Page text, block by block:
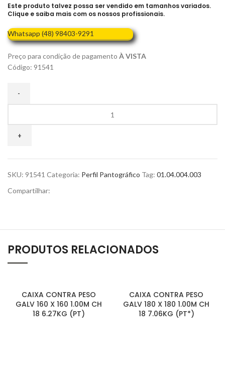
Este produto talvez possa ser vendido em tamanhos variados.
Clique e saiba mais com os nossos profissionais.
Whatsapp (48) 98403-9291
Preço para condição de pagamento À VISTA
Código: 91541
SKU: 91541 Categoria: Perfil Pantográfico Tag: 01.04.004.003
Compartilhar:
PRODUTOS RELACIONADOS
CAIXA CONTRA PESO
GALV 160 X 160 1.00M CH
18 6.27KG (PT)
CAIXA CONTRA PESO
GALV 180 X 180 1.00M CH
18 7.06KG (PT*)